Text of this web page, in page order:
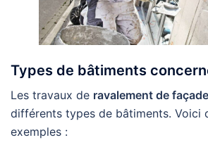
Types de bâtiments
Les travaux de ravalement de façade
différents types de bâtiments. Voici
exemples :